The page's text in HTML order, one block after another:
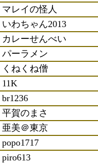
マレイの怪人
いわちゃん2013
カレーせんべい
パーラメン
くねくね僧
11K
br1236
平賀のまさ
亜美＠東京
popo1717
piro613